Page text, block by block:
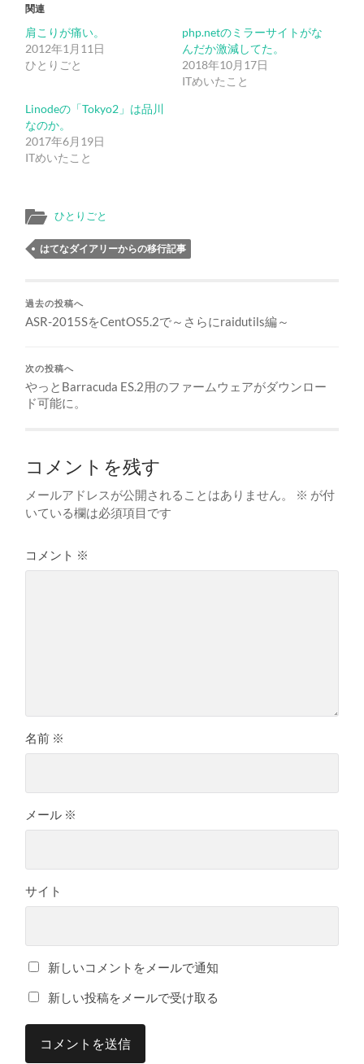
関連
肩こりが痛い。
2012年1月11日
ひとりごと
php.netのミラーサイトがな
んだか激減してた。
2018年10月17日
ITめいたこと
Linodeの「Tokyo2」は品川
なのか。
2017年6月19日
ITめいたこと
ひとりごと
はてなダイアリーからの移行記事
過去の投稿へ
ASR-2015SをCentOS5.2で～さらにraidutils編～
次の投稿へ
やっとBarracuda ES.2用のファームウェアがダウンロー
ド可能に。
コメントを残す
メールアドレスが公開されることはありません。 ※ が付
いている欄は必須項目です
コメント ※
名前 ※
メール ※
サイト
新しいコメントをメールで通知
新しい投稿をメールで受け取る